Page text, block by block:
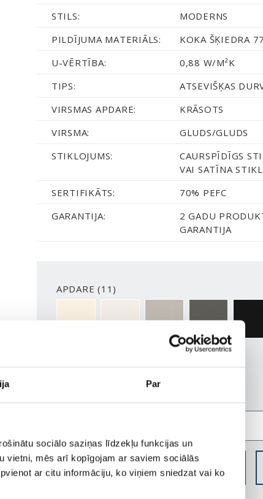
Par
sociālo saziņas līdzekļu funkcijas un
vietni, mēs arī kopīgojam ar saviem sociālās
ar citu informāciju, ko viņiem sniedzat vai ko
STILS:
MODERNS
PILDĪJUMA MATERIĀLS:
KOKA ŠĶIEDRA
U-VĒRTĪBA:
0,88 W/M²K
TIPS:
ATSEVIŠĶAS
VIRSMAS APDARE:
KRĀSOTS
VIRSMA:
GLUDS/GLUDS
STIKLOJUMS:
CAURSPĪDĪGS
VAI SATĪNA
SERTIFIKĀTS:
70% PEFC
GARANTIJA:
2 GADU
GARANTIJA
APDARE (11)
VAIRĀK
IZMĒRS
KUR IEGĀDĀTIES